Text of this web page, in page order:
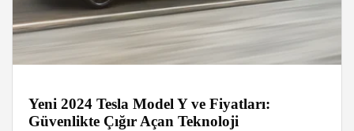
Yeni 2024 Tesla Model Y ve Fiyatları:
Güvenlikte Çığır Açan Teknoloji